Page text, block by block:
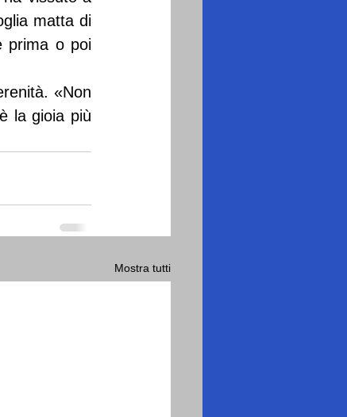
matta di
prima o poi
«Non
la gioia più
Mostra tutti